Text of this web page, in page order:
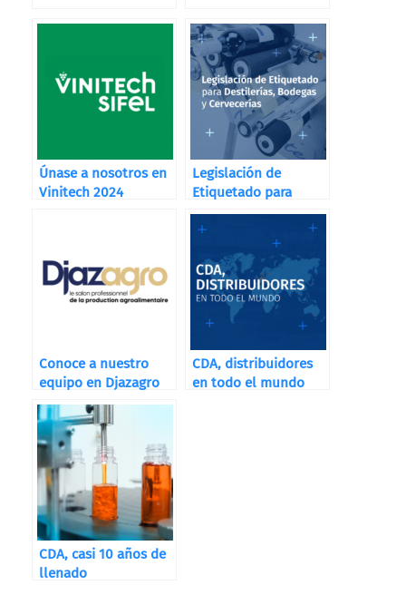
Únase a nosotros en
Vinitech 2024
Legislación de
Etiquetado para
Destilerías, Bodegas
y Cervecerías
Conoce a nuestro
equipo en Djazagro
CDA, distribuidores
en todo el mundo
CDA, casi 10 años de
llenado